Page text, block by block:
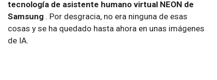
tecnología de asistente humano virtual NEON de
Samsung . Por desgracia, no era ninguna de esas
cosas y se ha quedado hasta ahora en unas imágenes
de IA.